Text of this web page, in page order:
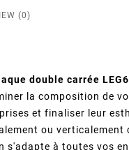
(0)
double carrée
la composition de
et finaliser leur
ou verticalement
s'adapte à toutes vos